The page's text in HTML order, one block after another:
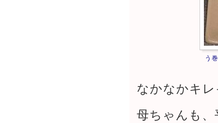
う
なかなかキ
母ちゃんも